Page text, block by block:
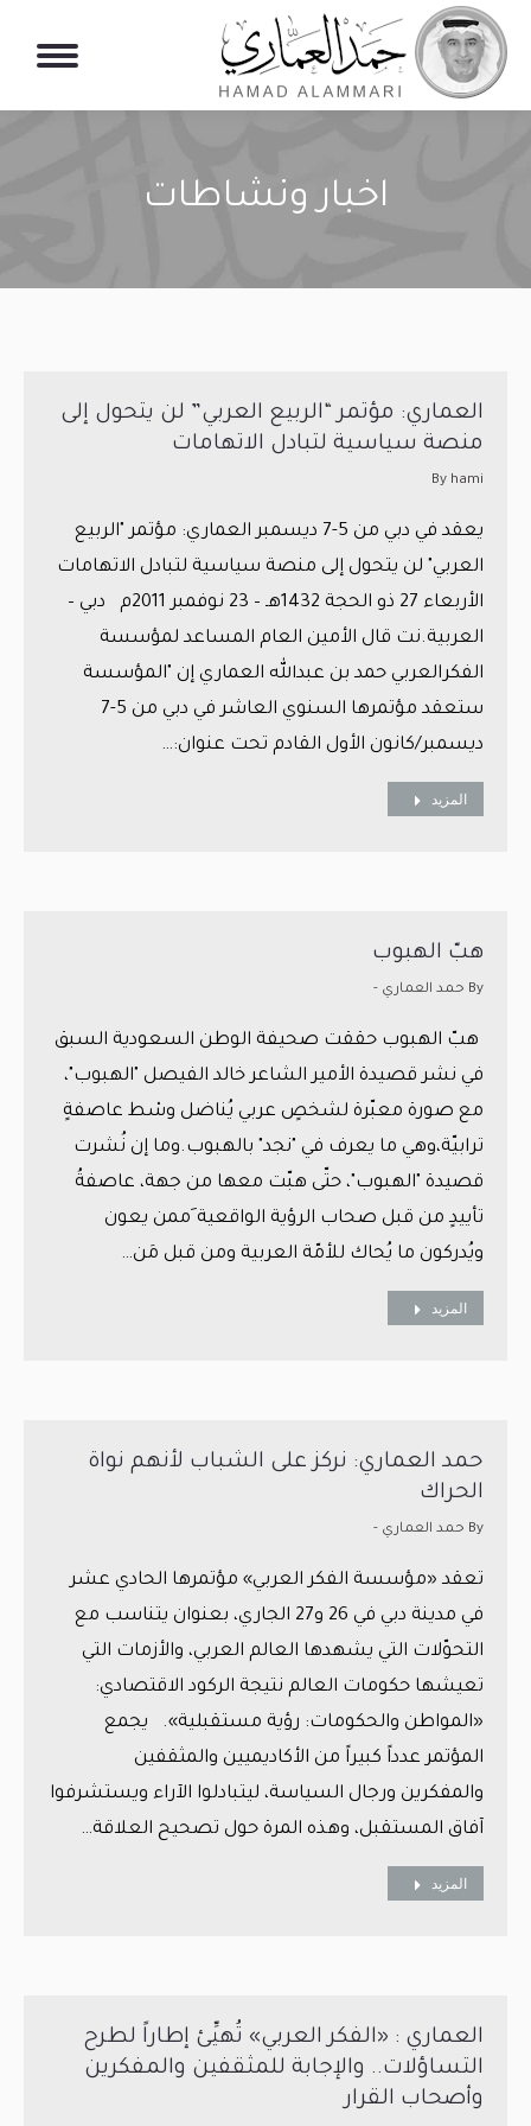
اخبار ونشاطات
العماري: مؤتمر “الربيع العربي” لن يتحول إلى
منصة سياسية لتبادل الاتهامات
By hami
يعقد في دبي من 5-7 ديسمبر العماري: مؤتمر "الربيع
العربي" لن يتحول إلى منصة سياسية لتبادل الاتهامات
الأربعاء 27 ذو الحجة 1432هـ – 23 نوفمبر 2011م دبي –
العربية.نت قال الأمين العام المساعد لمؤسسة
الفكرالعربي حمد بن عبدالله العماري إن "المؤسسة
ستعقد مؤتمرها السنوي العاشر في دبي من 5-7
ديسمبر/كانون الأول القادم تحت عنوان:…
المزيد
هبّ الهبوب
By حمد العماري -
هبّ الهبوب حققت صحيفة الوطن السعودية السبق
في نشر قصيدة الأمير الشاعر خالد الفيصل "الهبوب"،
مع صورة معبّرة لشخصٍ عربي يُناضل وسْط عاصفةٍ
ترابيّة،وهي ما يعرف في "نجد" بالهبوب.وما إن نُشرت
قصيدة "الهبوب"، حتّى هبّت معها من جهة، عاصفةُ
تأييدٍ من قبل صحاب الرؤية الواقعية َممن يعون
ويُدركون ما يُحاك للأمّة العربية ومن قبل مَن…
المزيد
حمد العماري: نركز على الشباب لأنهم نواة
الحراك
By حمد العماري -
تعقد «مؤسسة الفكر العربي» مؤتمرها الحادي عشر
في مدينة دبي في 26 و27 الجاري، بعنوان يتناسب مع
التحوّلات التي يشهدها العالم العربي، والأزمات التي
تعيشها حكومات العالم نتيجة الركود الاقتصادي:
«المواطن والحكومات: رؤية مستقبلية». يجمع
المؤتمر عدداً كبيراً من الأكاديميين والمثقفين
والمفكرين ورجال السياسة، ليتبادلوا الآراء ويستشرفوا
آفاق المستقبل، وهذه المرة حول تصحيح العلاقة…
المزيد
العماري : «الفكر العربي» تُهيِّئ إطاراً لطرح
التساؤلات.. والإجابة للمثقفين والمفكرين
وأصحاب القرار